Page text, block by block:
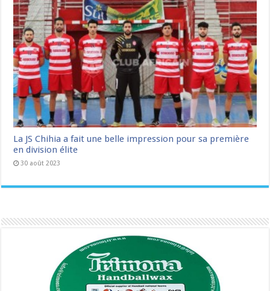
La JS Chihia a fait une belle impression pour sa première
en division élite
30 août 2023